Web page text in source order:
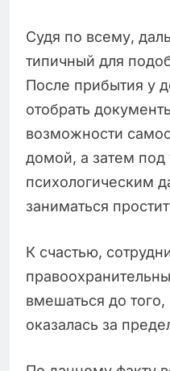
Судя по всему,
типичный для
После прибытия у
отобрать
возможности
домой, а затем под
психологическим
заниматься
К счастью,
вмешаться до
оказалась за